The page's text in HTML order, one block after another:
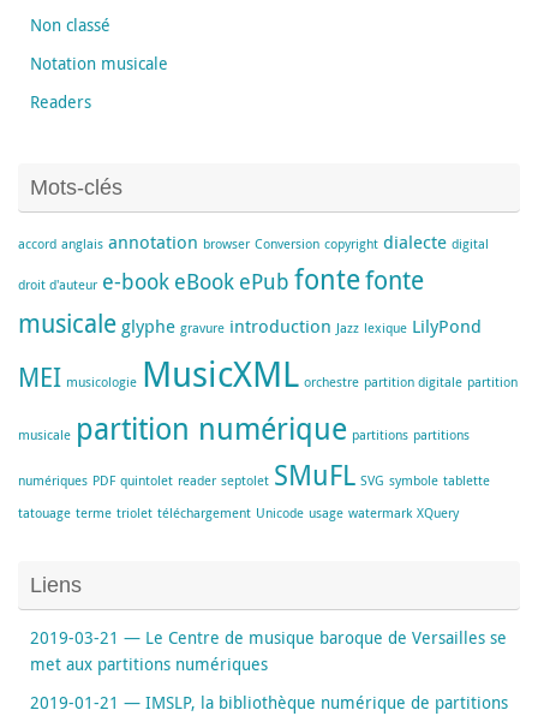
Non classé
Notation musicale
Readers
Mots-clés
accord anglais annotation browser Conversion copyright dialecte digital
droit d'auteur e-book eBook ePub fontefonte
musicale glyphe gravure introduction Jazz lexique LilyPond
MEI musicologie MusicXML orchestre partition digitale partition
musicale partition numérique partitions partitions
numériques PDF quintolet reader septolet SMuFL SVG symbole tablette
tatouage terme triolet téléchargement Unicode usage watermark XQuery
Liens
2019-03-21 — Le Centre de musique baroque de Versailles se
met aux partitions numériques
2019-01-21 — IMSLP, la bibliothèque numérique de partitions